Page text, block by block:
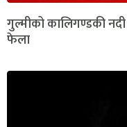
गुल्मीको कालिगण्डकी
फेला